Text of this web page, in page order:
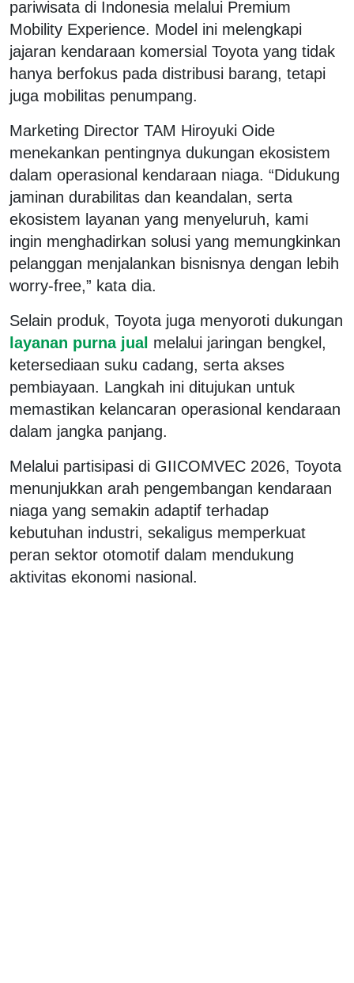
pariwisata di Indonesia melalui Premium
Mobility Experience. Model ini melengkapi
jajaran kendaraan komersial Toyota yang tidak
hanya berfokus pada distribusi barang, tetapi
juga mobilitas penumpang.
Marketing Director TAM Hiroyuki Oide
menekankan pentingnya dukungan ekosistem
dalam operasional kendaraan niaga. “Didukung
jaminan durabilitas dan keandalan, serta
ekosistem layanan yang menyeluruh, kami
ingin menghadirkan solusi yang memungkinkan
pelanggan menjalankan bisnisnya dengan lebih
worry-free,” kata dia.
Selain produk, Toyota juga menyoroti dukungan
layanan purna jual melalui jaringan bengkel,
ketersediaan suku cadang, serta akses
pembiayaan. Langkah ini ditujukan untuk
memastikan kelancaran operasional kendaraan
dalam jangka panjang.
Melalui partisipasi di GIICOMVEC 2026, Toyota
menunjukkan arah pengembangan kendaraan
niaga yang semakin adaptif terhadap
kebutuhan industri, sekaligus memperkuat
peran sektor otomotif dalam mendukung
aktivitas ekonomi nasional.